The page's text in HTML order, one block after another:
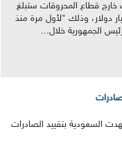
خارج قطاع المحروقات ستبلغ
السنة الجارية 4,5 مليار دولار، وذلك "لأول مرة منذ
الجمهورية خلال...
السعودية بتقييد الصادرات